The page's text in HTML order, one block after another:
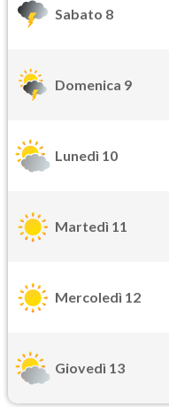
Sabato 8
Domenica 9
Lunedì 10
Martedì 11
Mercoledì 12
Giovedì 13